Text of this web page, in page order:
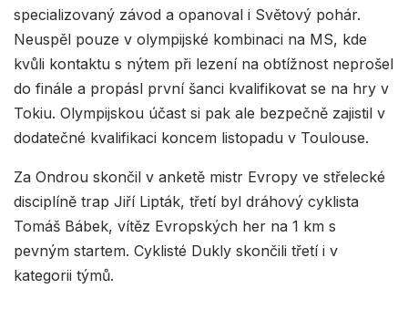
specializovaný závod a opanoval i Světový pohár.
Neuspěl pouze v olympijské kombinaci na MS, kde
kvůli kontaktu s nýtem při lezení na obtížnost neprošel
do finále a propásl první šanci kvalifikovat se na hry v
Tokiu. Olympijskou účast si pak ale bezpečně zajistil v
dodatečné kvalifikaci koncem listopadu v Toulouse.
Za Ondrou skončil v anketě mistr Evropy ve střelecké
disciplíně trap Jiří Lipták, třetí byl dráhový cyklista
Tomáš Bábek, vítěz Evropských her na 1 km s
pevným startem. Cyklisté Dukly skončili třetí i v
kategorii týmů.